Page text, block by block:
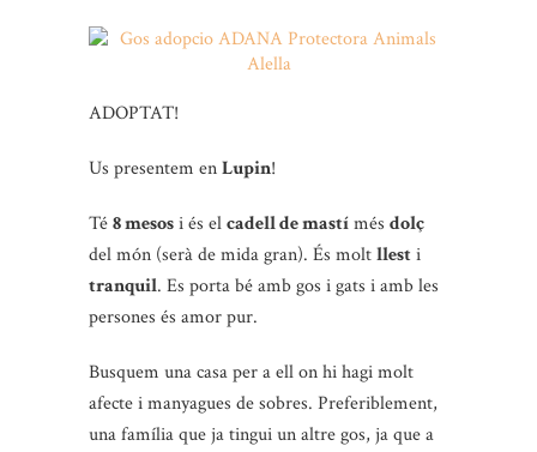
ADOPTAT!
Us presentem enLupin!
Té8 mesosi és elcadell de mastímés dolç
del món (serà de mida gran). És moltllesti
tranquil. Es porta bé amb gos i gats i amb les
persones és amor pur.
Busquem una casa per a ell on hi hagi molt
afecte i manyagues de sobres. Preferiblement,
una família que ja tingui un altre gos, ja que a